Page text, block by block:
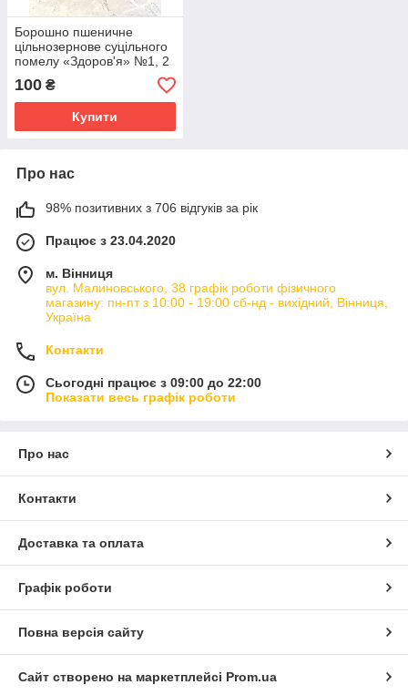
Борошно пшеничне
цільнозернове суцільного
помелу «Здоров'я» №1, 2
100 ₴
Купити
Про нас
98% позитивних з 706 відгуків за рік
Працює з 23.04.2020
м. Вінниця
вул. Малиновського, 38 графік роботи фізичного
магазину: пн-пт з 10:00 - 19:00 сб-нд - вихідний, Вінниця,
Україна
Контакти
Сьогодні працює з 09:00 до 22:00
Показати весь графік роботи
Про нас
Контакти
Доставка та оплата
Графік роботи
Повна версія сайту
Сайт створено на маркетплейсі Prom.ua